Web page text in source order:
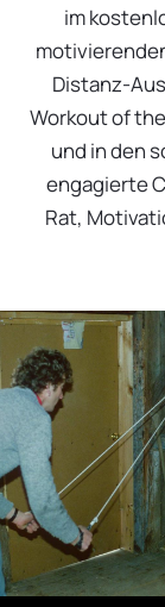
im
Distanz-
Workout of
und in den
engagierte
Rat,